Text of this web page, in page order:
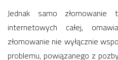
Jednak samo
internetowych całej,
złomowanie nie wyłącznie
problemu, powiązanego z